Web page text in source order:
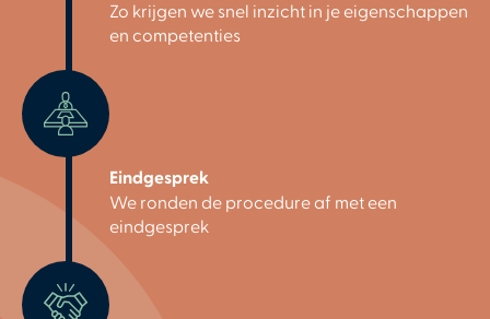
Zo krijgen we snel inzicht in je eigenschappen
en competenties
Eindgesprek
We ronden de procedure af met een
eindgesprek